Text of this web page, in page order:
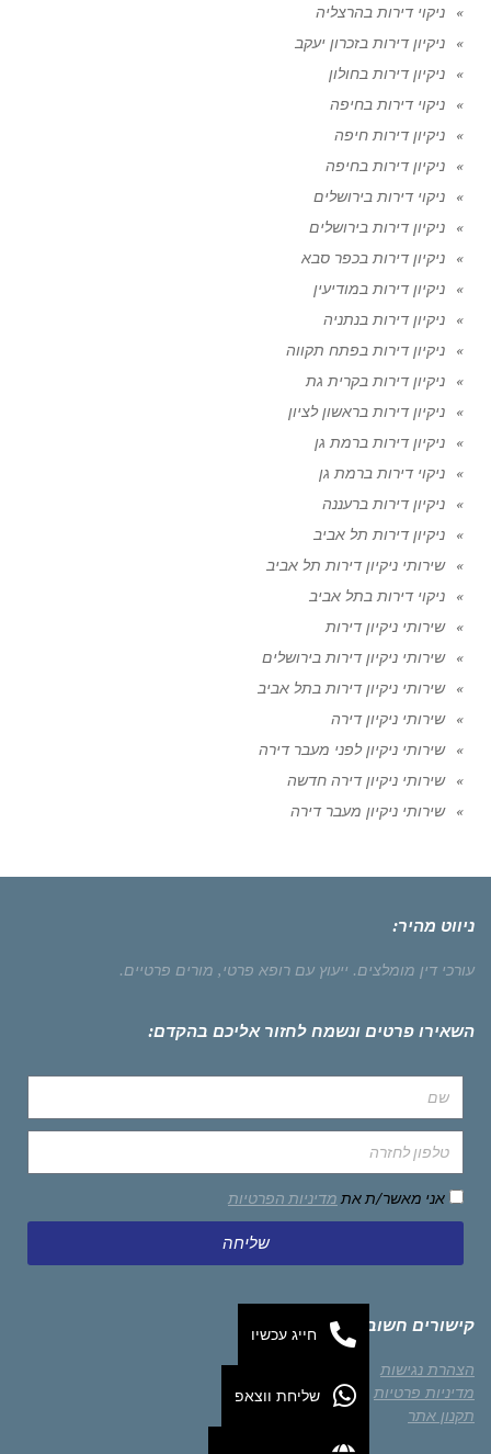
ניקוי דירות בהרצליה
ניקיון דירות בזכרון יעקב
ניקיון דירות בחולון
ניקוי דירות בחיפה
ניקיון דירות חיפה
ניקיון דירות בחיפה
ניקוי דירות בירושלים
ניקיון דירות בירושלים
ניקיון דירות בכפר סבא
ניקיון דירות במודיעין
ניקיון דירות בנתניה
ניקיון דירות בפתח תקווה
ניקיון דירות בקרית גת
ניקיון דירות בראשון לציון
ניקיון דירות ברמת גן
ניקוי דירות ברמת גן
ניקיון דירות ברעננה
ניקיון דירות תל אביב
שירותי ניקיון דירות תל אביב
ניקוי דירות בתל אביב
שירותי ניקיון דירות
שירותי ניקיון דירות בירושלים
שירותי ניקיון דירות בתל אביב
שירותי ניקיון דירה
שירותי ניקיון לפני מעבר דירה
שירותי ניקיון דירה חדשה
שירותי ניקיון מעבר דירה
ניווט מהיר:
עורכי דין מומלצים. ייעוץ עם רופא פרטי, מורים פרטיים.
השאירו פרטים ונשמח לחזור אליכם בהקדם:
אני מאשר/ת אתמדיניות הפרטיות
שליחה
קישורים חשובים
הצהרת נגישות
מדיניות פרטיות
תקנון אתר
חייג עכשיו
שליחת ווצאפ